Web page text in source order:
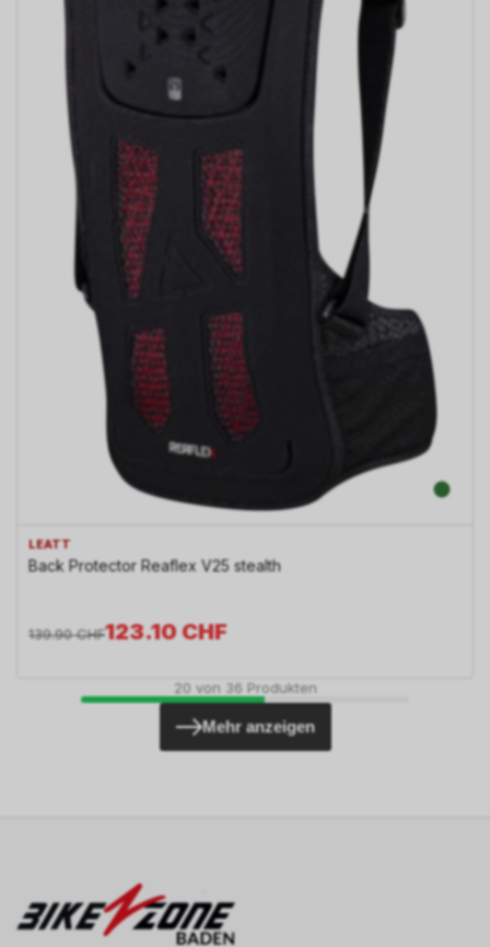
LEATT
Back Protector Reaflex V25 stealth
123.10CHF
139.90 CHF
20von 36 Produkten
Mehr anzeigen